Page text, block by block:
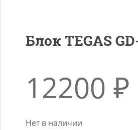
Блок TEGAS
12200 ₽
Нет в наличии